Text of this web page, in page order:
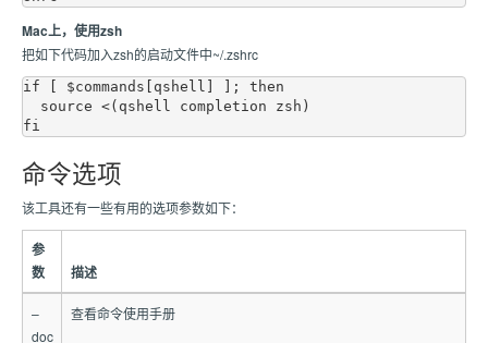
Mac上，使用zsh
把如下代码加入zsh的启动文件中~/.zshrc
if [ $commands[qshell] ]; then
命令选项
该工具还有一些有用的选项参数如下：
参
数
描述
–
doc
查看命令使用手册